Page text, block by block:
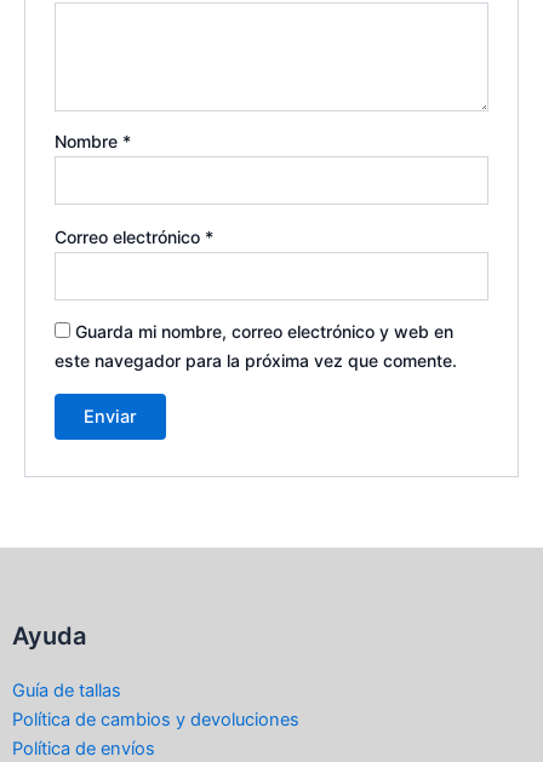
Nombre *
Correo electrónico *
Guarda mi nombre, correo electrónico y web en
este navegador para la próxima vez que comente.
Ayuda
Guía de tallas
Política de cambios y devoluciones
Política de envíos